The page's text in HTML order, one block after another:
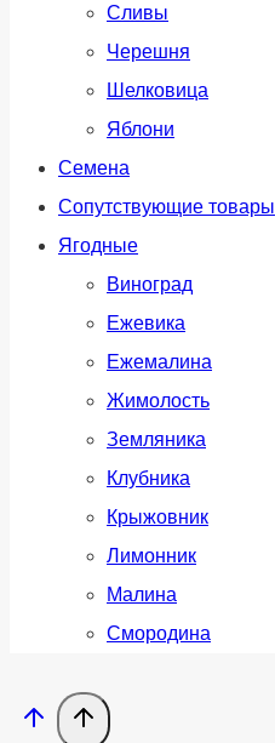
Сливы
Черешня
Шелковица
Яблони
Семена
Сопутствующие товары
Ягодные
Виноград
Ежевика
Ежемалина
Жимолость
Земляника
Клубника
Крыжовник
Лимонник
Малина
Смородина